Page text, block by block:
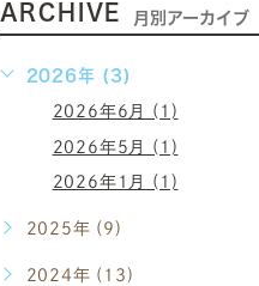
ARCHIVE 月別アーカイブ
2026年 (3)
2026年6月 (1)
2026年5月 (1)
2026年1月 (1)
2025年 (9)
2024年 (13)